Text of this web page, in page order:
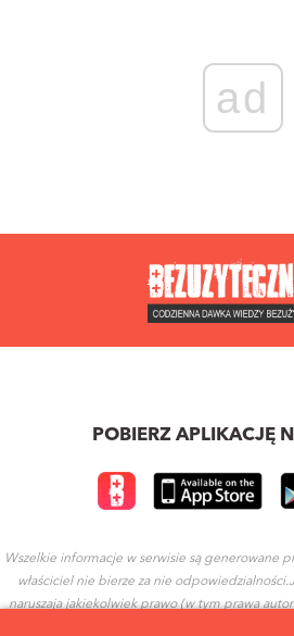
ad
POBIERZ APLIKACJĘ
Wszelkie informacje w serwisie są generowane
właściciel nie bierze za nie
naruszaja jakiekolwiek prawo (w tym prawa